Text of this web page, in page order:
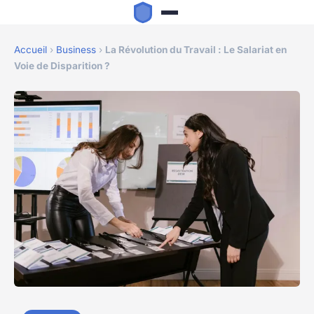
Accueil › Business › La Révolution du Travail : Le Salariat en
Voie de Disparition ?